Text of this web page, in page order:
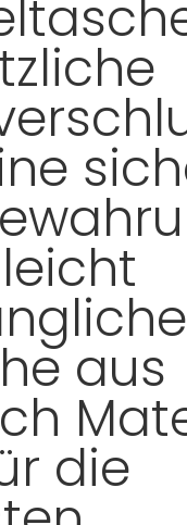
aus
die